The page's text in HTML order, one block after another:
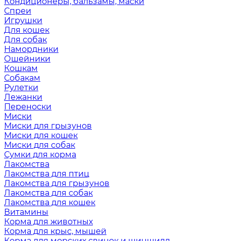
Спреи
Игрушки
Для кошек
Для собак
Намордники
Ошейники
Кошкам
Собакам
Рулетки
Лежанки
Переноски
Миски
Миски для грызунов
Миски для кошек
Миски для собак
Сумки для корма
Лакомства
Лакомства для птиц
Лакомства для грызунов
Лакомства для собак
Лакомства для кошек
Витамины
Корма для животных
Корма для крыс, мышей